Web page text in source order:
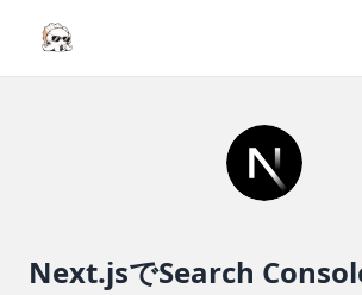
Next.jsでSearch